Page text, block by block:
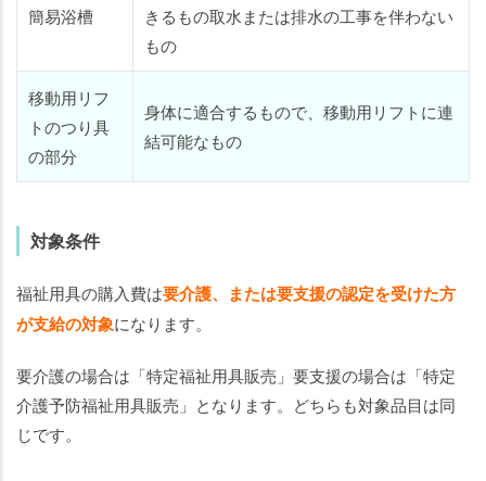
簡易浴槽
きるもの取水または排水の工事を伴わない
もの
移動用リフ
トのつり具
の部分
身体に適合するもので、移動用リフトに連
結可能なもの
対象条件
福祉用具の購入費は要介護、または要支援の認定を受けた方
が支給の対象になります。
要介護の場合は「特定福祉用具販売」要支援の場合は「特定
介護予防福祉用具販売」となります。どちらも対象品目は同
じです。